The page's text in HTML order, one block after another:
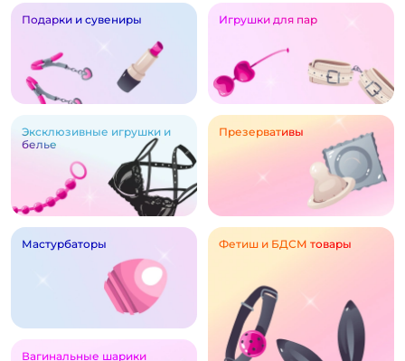
Подарки и сувениры Игрушки для пар
Эксклюзивные игрушки и
белье
Презервативы
Мастурбаторы
Вагинальные шарики
Фетиш и БДСМ товары